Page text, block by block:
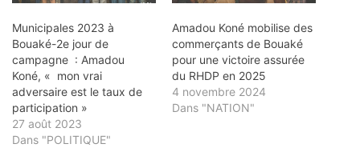
Municipales 2023 à
Bouaké-2e jour de
campagne : Amadou
Koné, « mon vrai
adversaire est le taux de
participation »
27 août 2023
Dans "POLITIQUE"
Amadou Koné mobilise des
commerçants de Bouaké
pour une victoire assurée
du RHDP en 2025
4 novembre 2024
Dans "NATION"